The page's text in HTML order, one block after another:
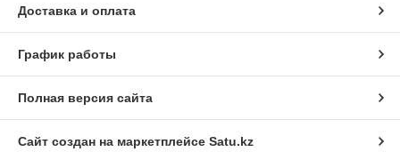
Доставка и оплата
График работы
Полная версия сайта
Сайт создан на маркетплейсе Satu.kz